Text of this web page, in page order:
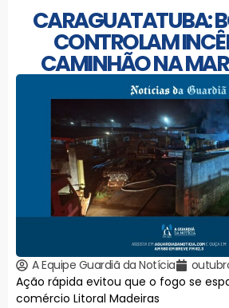
CARAGUATATUBA:
CONTROLAM
CAMINHÃO NA
A Equipe Guardiã da Notícia
Ação rápida evitou que o fogo se
comércio Litoral Madeiras